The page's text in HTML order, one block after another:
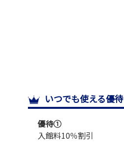
いつでも使える優待
優待①
入館料10％割引